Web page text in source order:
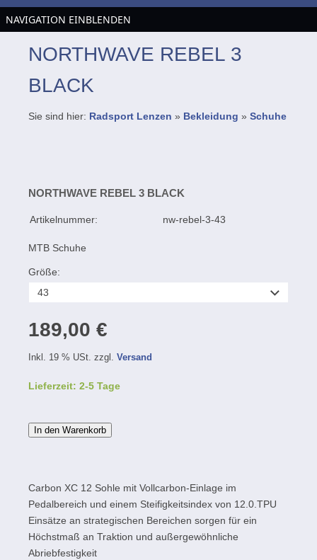
NAVIGATION EINBLENDEN
NORTHWAVE REBEL 3
BLACK
Sie sind hier: Radsport Lenzen » Bekleidung » Schuhe
NORTHWAVE REBEL 3 BLACK
Artikelnummer: nw-rebel-3-43
MTB Schuhe
Größe:
189,00 €
Inkl. 19 % USt. zzgl. Versand
Lieferzeit: 2-5 Tage
In den Warenkorb
Carbon XC 12 Sohle mit Vollcarbon-Einlage im
Pedalbereich und einem Steifigkeitsindex von 12.0.TPU
Einsätze an strategischen Bereichen sorgen für ein
Höchstmaß an Traktion und außergewöhnliche
Abriebfestigkeit